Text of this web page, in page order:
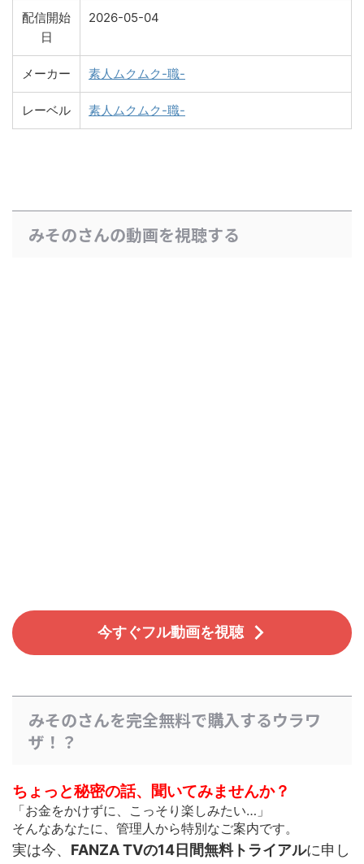
配信開始
日
2026-05-04
メーカー 素人ムクムク-職-
レーベル 素人ムクムク-職-
みそのさんの動画を視聴する
今すぐフル動画を視聴
みそのさんを完全無料で購入するウラワ
ザ！？
ちょっと秘密の話、聞いてみませんか？
「お金をかけずに、こっそり楽しみたい…」
そんなあなたに、管理人から特別なご案内です。
実は今、 FANZA TVの14日間無料トライアルに申し